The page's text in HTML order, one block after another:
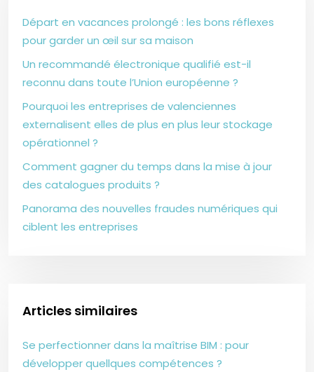
Départ en vacances prolongé : les bons réflexes
pour garder un œil sur sa maison
Un recommandé électronique qualifié est-il
reconnu dans toute l’Union européenne ?
Pourquoi les entreprises de valenciennes
externalisent elles de plus en plus leur stockage
opérationnel ?
Comment gagner du temps dans la mise à jour
des catalogues produits ?
Panorama des nouvelles fraudes numériques qui
ciblent les entreprises
Articles similaires
Se perfectionner dans la maîtrise BIM : pour
développer quellques compétences ?